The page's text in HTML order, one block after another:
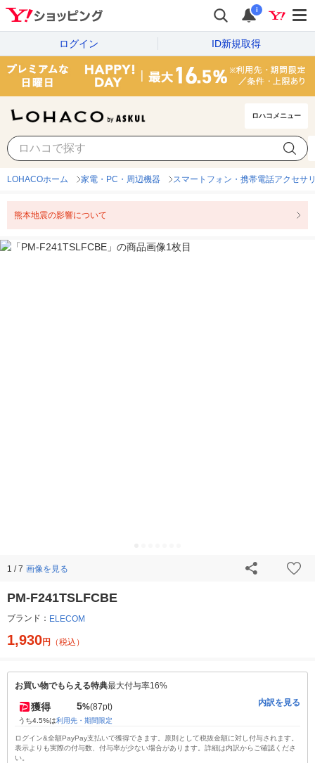
i
ログイン ID新規取得
ロハコメニュー
LOHACOホーム 家電・PC・周辺機器 スマートフォン・携帯電話アクセサ
熊本地震の影響について
1 / 7 画像を見る
PM-F241TSLFCBE
ブランド： ELECOM
1,930円 （税込）
お買い物でもらえる特典最大付与率16%
獲得 5%(87pt)
うち4.5%は利用先・期間限定
内訳を見る
ログイン&全額PayPay支払いで獲得できます。原則として税抜金額に対し付与されます。
表示よりも実際の付与数、付与率が少ない場合があります。詳細は内訳からご確認くださ
い。